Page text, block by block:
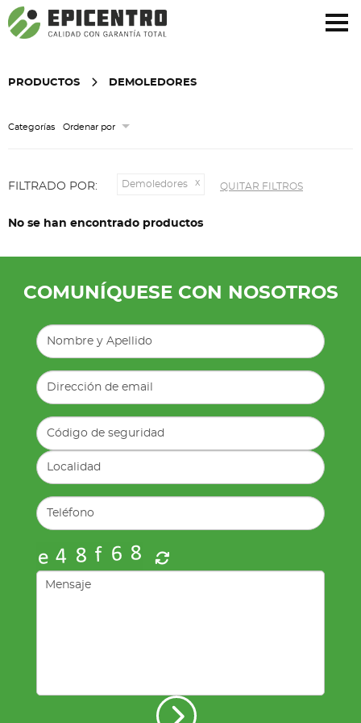
¿Olvidó su contraseña?Regístrese aquí
PRODUCTOS DEMOLEDORES
Categorías Ordenar por
FILTRADO POR: Demoledores QUITAR FILTROS
No se han encontrado productos
COMUNÍQUESE CON NOSOTROS